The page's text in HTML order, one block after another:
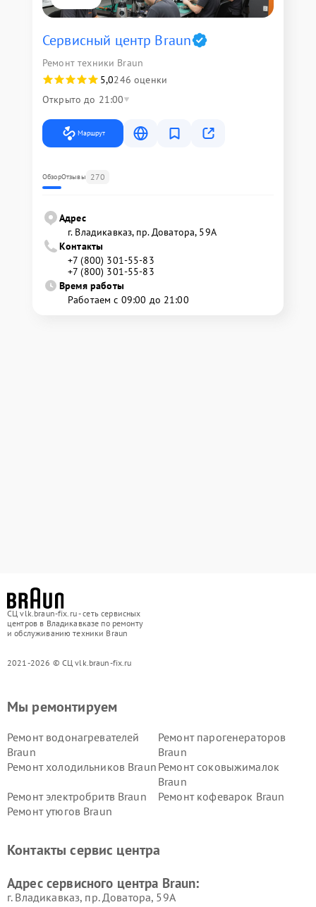
Сервисный центр Braun
Ремонт техники Braun
5,0246 оценки
Открыто до 21:00
Маршрут
ОбзорОтзывы 270
Адрес
г. Владикавказ, пр. Доватора, 59А
Контакты
+7 (800) 301-55-83
+7 (800) 301-55-83
Время работы
Работаем с 09:00 до 21:00
СЦ vlk.braun-fix.ru - сеть сервисных
центров в Владикавказе по ремонту
и обслуживанию техники Braun
2021-2026 © СЦ vlk.braun-fix.ru
Мы ремонтируем
Ремонт водонагревателей
Braun
Ремонт парогенераторов
Braun
Ремонт холодильников Braun Ремонт соковыжималок
Braun
Ремонт электробритв Braun
Ремонт кофеварок Braun
Ремонт утюгов Braun
Контакты сервис центра
Адрес сервисного центра Braun:
г. Владикавказ, пр. Доватора, 59А